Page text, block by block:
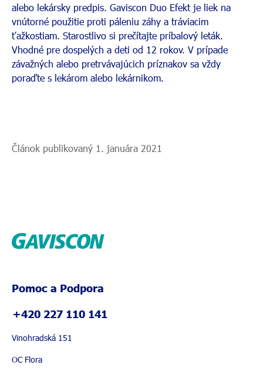
alebo lekársky predpis. Gaviscon Duo Efekt je liek na
vnútorné použitie proti páleniu záhy a tráviacim
ťažkostiam. Starostlivo si prečítajte príbalový leták.
Vhodné pre dospelých a deti od 12 rokov. V prípade
závažných alebo pretrvávajúcich príznakov sa vždy
poraďte s lekárom alebo lekárnikom.
Článok publikovaný 1. januára 2021
Pomoc a Podpora
+420 227 110 141
Vinohradská 151
OC Flora